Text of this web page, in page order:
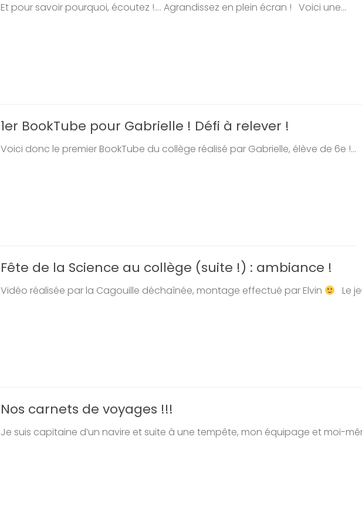
Et pour savoir pourquoi, écoutez !…. Agrandissez en plein écran ! Voici une...
1er BookTube pour Gabrielle ! Défi à relever !
Voici donc le premier BookTube du collège réalisé par Gabrielle, élève de 6e !...
Fête de la Science au collège (suite !) : ambiance !
Vidéo réalisée par la Cagouille déchaînée, montage effectué par Elvin Le
Nos carnets de voyages !!!
Je suis capitaine d’un navire et suite à une tempête, mon équipage et moi-